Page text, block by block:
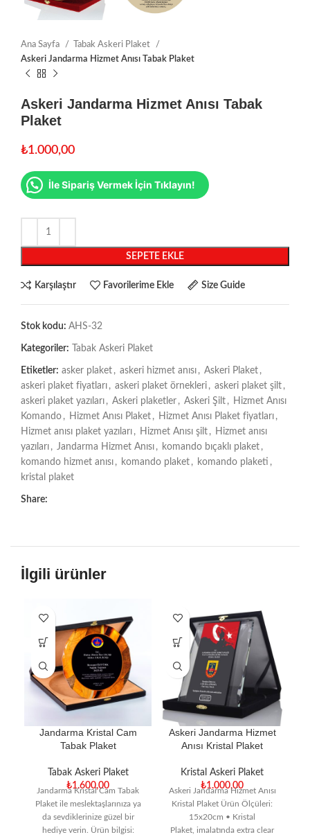
Ana Sayfa
Tabak Askeri Plaket
Askeri Jandarma Hizmet Anısı Tabak Plaket
Askeri Jandarma Hizmet Anısı Tabak
Plaket
₺1.000,00
İle Sipariş Vermek İçin Tıklayın!
SEPETE EKLE
Karşılaştır Favorilerime Ekle Size Guide
Stok kodu: AHS-32
Kategoriler: Tabak Askeri Plaket
Etiketler: asker plaket , askeri hizmet anısı , Askeri Plaket ,
askeri plaket fiyatları , askeri plaket örnekleri , askeri plaket şilt ,
askeri plaket yazıları , Askeri plaketler , Askeri Şilt , Hizmet Anısı
Komando , Hizmet Anısı Plaket , Hizmet Anısı Plaket fiyatları ,
Hizmet anısı plaket yazıları , Hizmet Anısı şilt , Hizmet anısı
yazıları , Jandarma Hizmet Anısı , komando bıçaklı plaket ,
komando hizmet anısı , komando plaket , komando plaketi ,
kristal plaket
Share:
İlgili ürünler
Jandarma Kristal Cam
Tabak Plaket
Tabak Askeri Plaket
₺1.600,00
Jandarma Kristal Cam Tabak
Plaket ile meslektaşlarınıza ya
da sevdiklerinize güzel bir
hediye verin. Ürün bilgisi:
Askeri Jandarma Hizmet
Anısı Kristal Plaket
Kristal Askeri Plaket
₺1.000,00
Askeri Jandarma Hizmet Anısı
Kristal Plaket Ürün Ölçüleri:
15x20cm • Kristal
Plaket, imalatında extra clear